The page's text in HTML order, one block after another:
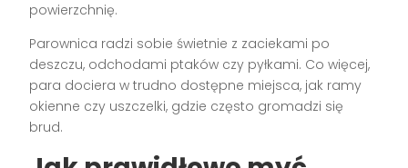
powierzchnię.
Parownica radzi sobie świetnie z zaciekami po
deszczu, odchodami ptaków czy pyłkami. Co więcej,
para dociera w trudno dostępne miejsca, jak ramy
okienne czy uszczelki, gdzie często gromadzi się
brud.